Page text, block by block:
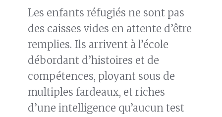
Les enfants réfugiés ne sont pas
des caisses vides en attente d’être
remplies. Ils arrivent à l’école
débordant d’histoires et de
compétences, ployant sous de
multiples fardeaux, et riches
d’une intelligence qu’aucun test